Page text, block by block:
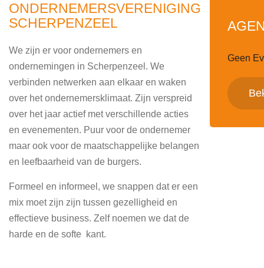
ONDERNEMERSVERENIGING
SCHERPENZEEL
We zijn er voor ondernemers en
ondernemingen in Scherpenzeel. We
verbinden netwerken aan elkaar en waken
over het ondernemersklimaat. Zijn verspreid
over het jaar actief met verschillende acties
en evenementen. Puur voor de ondernemer
maar ook voor de maatschappelijke belangen
en leefbaarheid van de burgers.
Formeel en informeel, we snappen dat er een
mix moet zijn zijn tussen gezelligheid en
effectieve business. Zelf noemen we dat de
harde en de softe kant.
Geen